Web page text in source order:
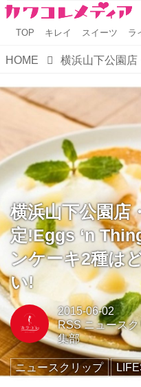
TOP キレイ スイーツ ラ
HOME
横浜山下公園店
定!Eggs ‘n
ンケーキ2種は
い!
2015-06-02
RSS ニュース
集部
ニュースクリップ